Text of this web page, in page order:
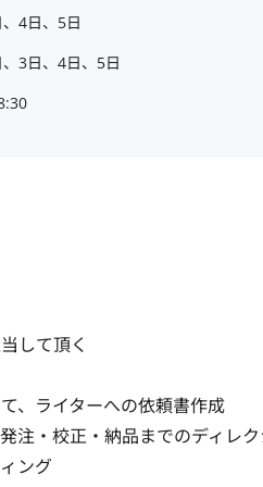
4日、5日
3日、4日、5日
して頂く
、ライターへの依頼書作成
注・校正・納品までのディレ
ング